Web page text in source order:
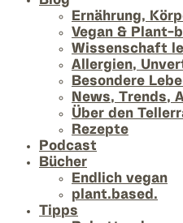
Ernährung,
Vegan & Plant-
Wissenschaft
Allergien,
Besondere
News, Trends,
Über den
Rezepte
Podcast
Bücher
Endlich vegan
plant.based.
Tipps